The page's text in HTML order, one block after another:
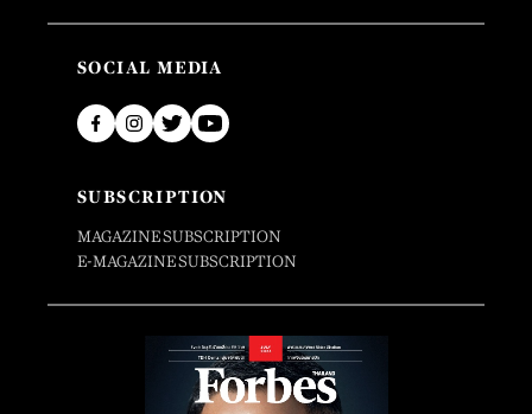
SOCIAL MEDIA
SUBSCRIPTION
MAGAZINE SUBSCRIPTION
E-MAGAZINE SUBSCRIPTION